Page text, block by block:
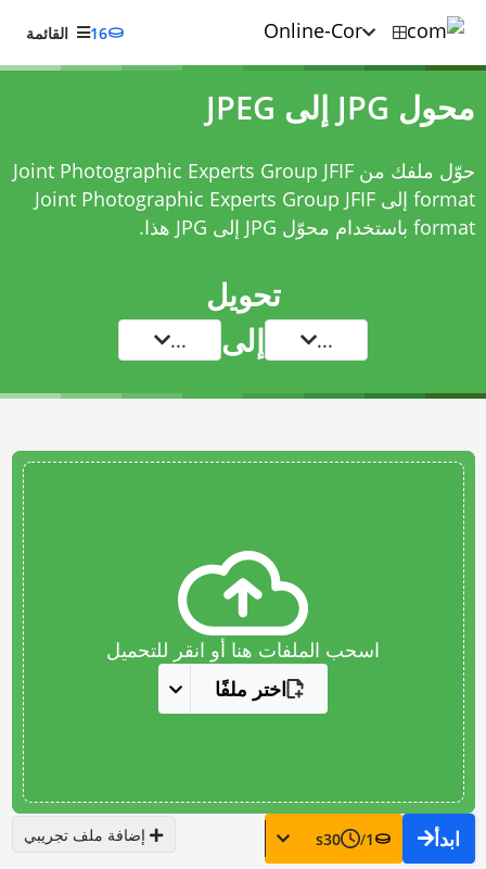
16 القائمة
محول JPG إلى JPEG
حوّل ملفك من Joint Photographic Experts Group JFIF
format إلى Joint Photographic Experts Group JFIF
format باستخدام
محوّل JPG إلى JPG هذا.
تحويل
... إلى ...
اسحب الملفات هنا أو انقر للتحميل
اختر ملفًا
ابدأ 1
/
30
s إضافة ملف تجريبي